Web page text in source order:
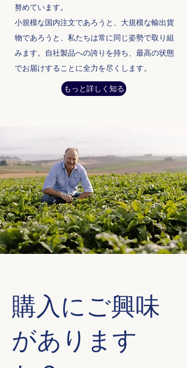
努めています。
小規模な国内注文であろうと、大規模な輸出貨
物であろうと、私たちは常に同じ姿勢で取り組
みます。自社製品への誇りを持ち、最高の状態
でお届けすることに全力を尽くします。
もっと詳しく知る
購入にご興味
があります